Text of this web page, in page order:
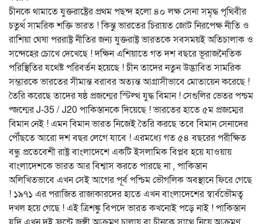
চীনকে থামাতে যুক্তরাষ্ট্রের প্রথম পছন্দ হলো ৪০ লক্ষ সেনা সমৃদ্ধ পৃথিবীর
চতুর্থ সামরিক শক্তি ভারত ! কিন্তু ভারতের চিরায়ত জোট নিরপেক্ষ নীতি ও
রাশিয়া ঘেষা পররাষ্ট্র নীতির জন্য যুক্তরাষ্ট্র ভারতকে সবসময়ই অতিচালাক ও
সন্দেহের চোখে দেখেছে ! দক্ষিন এশিয়াতে গত দশ বছরে ভূরাজনৈতিক
পরিস্থিতির যথেষ্ট পরিবর্তন হয়েছে ! চীন তাদের নতুন উদ্ভাবিত সামরিক
সম্ভারকে ভারতের সীমান্ত বরাবর অত্যন্ত আগ্রাসীভাবে মোতায়েন করেছে !
তৈরি করেছে তাদের ষষ্ঠ প্রজন্মের স্টিল্থ যুদ্ধ বিমান ! সেগুলির ভেতর পন্চম
প্জন্মের J-35 / J20 পাকিস্তানকে দিয়েছে ! ভারতের হাতে ৫ম প্রজম্মের
বিমান নেই ! এমন বিমান ভারত নিজেই তৈরি করছে তবে বিমান সেনাদের
পৌঁছতে আরো দশ বছর লেগে যাবে ! এরমধ্যে গত ৫৪ বছরের পরীক্ষিত
বন্ধু প্রতেবেশী রাষ্ট্র বাংলাদেশে একটি ইসলামিক বিপ্লব হয়ে যাওয়ায়
বাংলাদেশকে ভারত আর বিশ্বাস করতে পারছে না , পাকিস্তান
অলিখিতভাবে এখন সেই আগের পূর্ব পশ্চিম ভৌগলিক অবস্থানে ফিরে গেছে
! ১৯৭১ এর পরাজিত রাজাকারদের হাতে এখন বাংলাদেশের স্বার্বভৌমত্ব
দখল হয়ে গেছে ! এই ত্রিশঙ্কু বিপদে ভারত কখনোই পড়ে নাই ! পাকিস্তান